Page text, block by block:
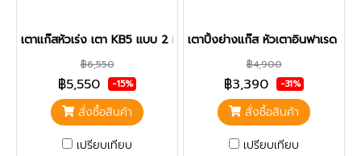
เตาแก๊สหัวเร่ง เตา KB5 แบบ 2 หัวเตา พร้อมโต๊ะวางเตา
฿6,550
฿5,550 -15%
สั่งซื้อสินค้า
เปรียบเทียบ
เตาปิ้งย่างแก๊ส หัวเตาอินฟาเรด 4
฿4,900
฿3,390 -31%
สั่งซื้อสินค้า
เปรียบเทียบ